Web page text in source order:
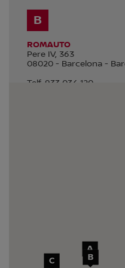
B
ROMAUTO
Pere IV, 363
08020 - Barcelona -
Telf. 933 034 120
Telf.936 682 838
Ventas y Servicios